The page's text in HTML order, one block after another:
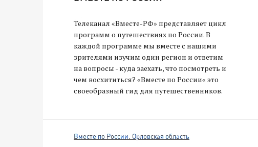
Телеканал «Вместе-РФ» представляет цикл
программ о путешествиях по России. В
каждой программе мы вместе с нашими
зрителями изучим один регион и ответим
на вопросы - куда заехать, что посмотреть и
чем восхититься? «Вместе по России« это
своеобразный гид для путешественников.
Вместе по России. Орловская область